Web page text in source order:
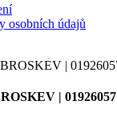
osobních údajů
| 01926057